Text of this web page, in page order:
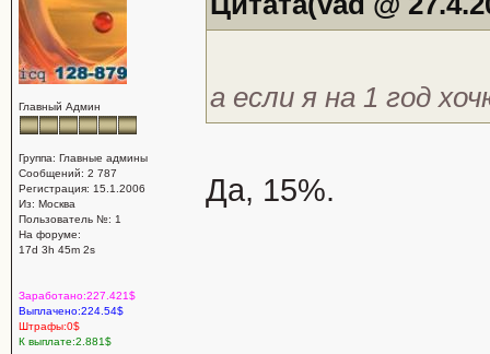
Главный Админ
Группа: Главные админы
Сообщений: 2 787
Регистрация: 15.1.2006
Из: Москва
Пользователь №: 1
На форуме:
17d 3h 45m 2s
Заработано:227.421$
Выплачено:224.54$
Штрафы:0$
К выплате:2.881$
а если я на 1 год
Да, 15%.